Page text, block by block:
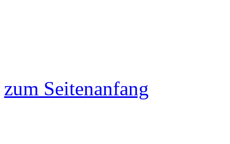
zum Seitenanfang